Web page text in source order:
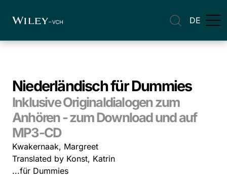
DE
Niederländisch für Dummies
Inklusive Originaldialogen zum
Anhören - zum Download und auf
MP3-CD
Kwakernaak, Margreet
Translated by Konst, Katrin
...für Dummies